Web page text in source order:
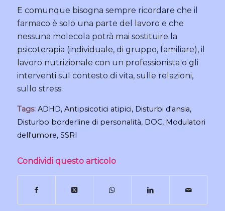
E comunque bisogna sempre ricordare che il
farmaco è solo una parte del lavoro e che
nessuna molecola potrà mai sostituire la
psicoterapia (individuale, di gruppo, familiare), il
lavoro nutrizionale con un professionista o gli
interventi sul contesto di vita, sulle relazioni,
sullo stress.
Tags: ADHD, Antipsicotici atipici, Disturbi d'ansia,
Disturbo borderline di personalità, DOC, Modulatori
dell'umore, SSRI
Condividi questo articolo